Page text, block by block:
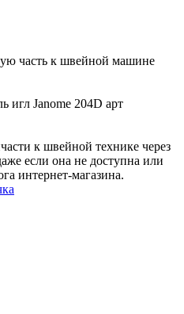
часть к швейной машине
игл Janome 204D арт
к швейной технике через
если она не доступна или
интернет-магазина.